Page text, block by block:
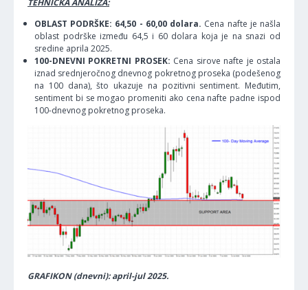
TEHNIČKA ANALIZA:
OBLAST PODRŠKE: 64,50 - 60,00 dolara. Cena nafte je našla
oblast podrške između 64,5 i 60 dolara koja je na snazi od
sredine aprila 2025.
100-DNEVNI POKRETNI PROSEK: Cena sirove nafte je ostala
iznad srednjeročnog dnevnog pokretnog proseka (podešenog
na 100 dana), što ukazuje na pozitivni sentiment. Međutim,
sentiment bi se mogao promeniti ako cena nafte padne ispod
100-dnevnog pokretnog proseka.
GRAFIKON (dnevni): april-jul 2025.